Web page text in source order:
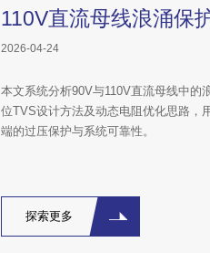
2026-04-24
本文系统分析90V与110V直流母线中的
位TVS设计方法及动态电阻优化思路，
端的过压保护与系统可靠性。
探索更多